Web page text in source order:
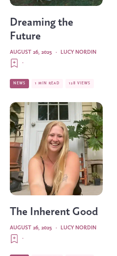
Dreaming the
Future
LUCY NORDIN
·
AUGUST 26, 2025
·
NEWS 1 MIN READ 128 VIEWS
The Inherent Good
LUCY NORDIN
·
AUGUST 26, 2025
·